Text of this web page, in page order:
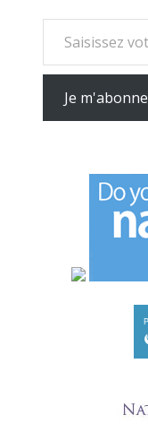
Saisissez votre adresse email
Je m'abonne